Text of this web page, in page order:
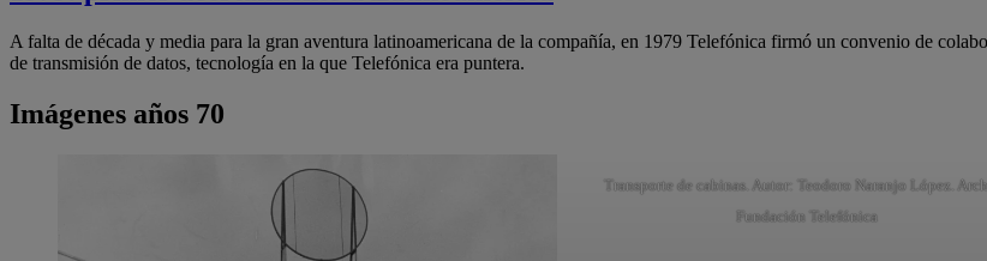
A falta de década y media para la gran aventura latinoamericana de la compañía, en 1979 Telefónica firmó un convenio de
de transmisión de datos, tecnología en la que Telefónica era puntera.
Imágenes años 70
Transporte de cabinas. Autor: Teodoro Naranjo López.
Fundación Telefónica